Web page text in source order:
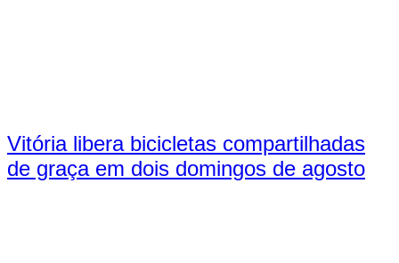
Vitória libera bicicletas compartilhadas
de graça em dois domingos de agosto